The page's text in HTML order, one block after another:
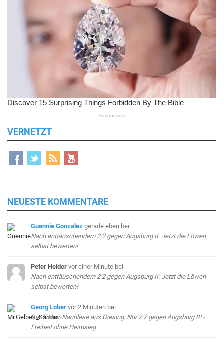
VERNETZT
NEUESTE KOMMENTARE
Guennie Gonzalez gerade eben bei
Nach enttäuschendem 2:2 gegen Augsburg II: Jetzt die Löwen
selbst bewerten!
Peter Heider vor einer Minute bei
Nach enttäuschendem 2:2 gegen Augsburg II: Jetzt die Löwen
selbst bewerten!
Georg Lober vor 2 Minuten bei
Die Ticker-Nachlese aus Giesing: Nur 2:2 gegen Augsburg II! -
Freiheit ohne Heimsieg